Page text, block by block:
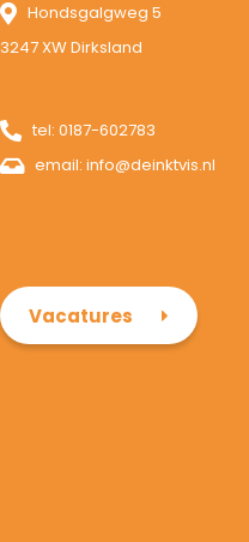
Hondsgalgweg 5
3247 XW Dirksland
tel:0187-602783
email:info@deinktvis.nl
Vacatures